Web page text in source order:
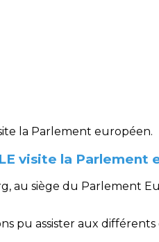
visite la Parlement
au siège du Parlement
pu assister aux